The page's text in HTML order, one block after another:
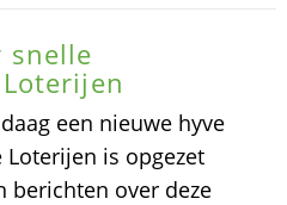
snelle
een nieuwe hyve
Loterijen is opgezet
berichten over deze